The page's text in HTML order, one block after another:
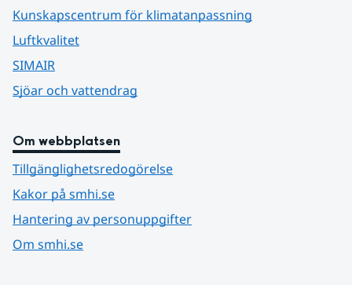
Kunskapscentrum för klimatanpassning
Luftkvalitet
SIMAIR
Sjöar och vattendrag
Om webbplatsen
Tillgänglighetsredogörelse
Kakor på smhi.se
Hantering av personuppgifter
Om smhi.se